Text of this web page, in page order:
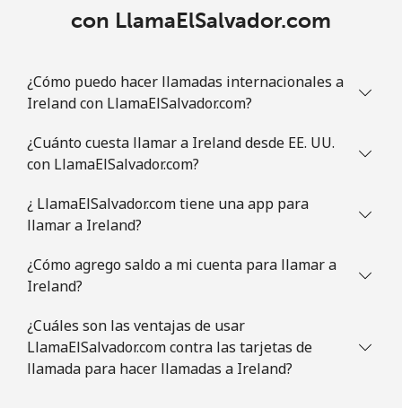
con LlamaElSalvador.com
¿Cómo puedo hacer llamadas internacionales a
Ireland con LlamaElSalvador.com?
¿Cuánto cuesta llamar a Ireland desde EE. UU.
con LlamaElSalvador.com?
¿ LlamaElSalvador.com tiene una app para
llamar a Ireland?
¿Cómo agrego saldo a mi cuenta para llamar a
Ireland?
¿Cuáles son las ventajas de usar
LlamaElSalvador.com contra las tarjetas de
llamada para hacer llamadas a Ireland?